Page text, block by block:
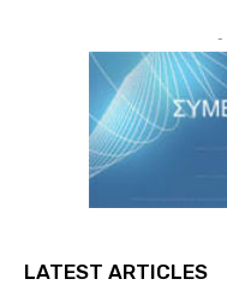
-
LATEST ARTICLES